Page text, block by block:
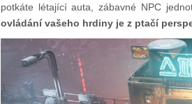
potkáte létající auta, zábavné NPC
ovládání vašeho hrdiny je z ptačí